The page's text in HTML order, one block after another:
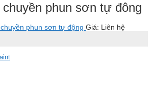
chuyền phun sơn tự đông
phun sơn tự động Giá: Liên hệ